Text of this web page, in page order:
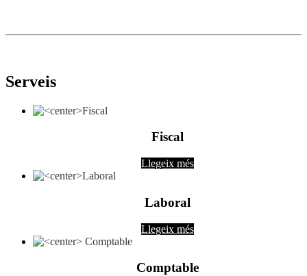
Serveis
Fiscal
Llegeix més
Laboral
Llegeix més
Comptable